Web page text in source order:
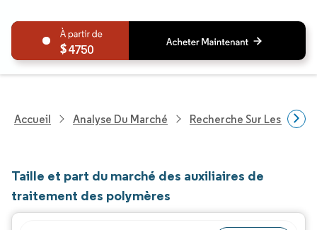
4750
Accueil Analyse Du Marché Recherche Sur Les
Taille et part du marché des auxiliaires de
traitement des polymères